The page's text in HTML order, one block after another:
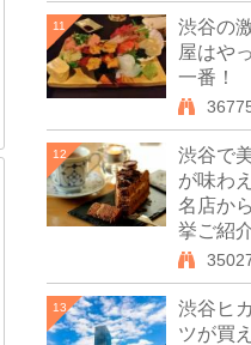
11
渋谷の
屋はや
一番！
12
渋谷で
が味わ
名店か
挙ご紹
13
渋谷ヒ
ツが買